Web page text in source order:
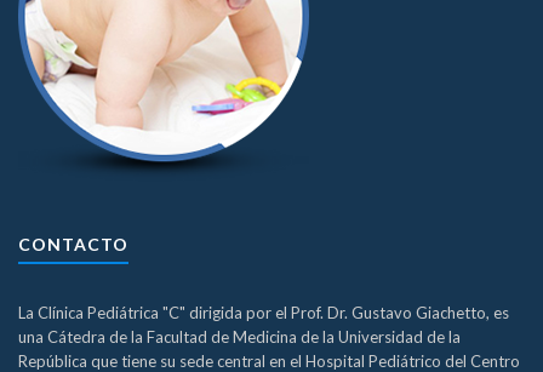
CONTACTO
La Clínica Pediátrica "C" dirigida por el Prof. Dr. Gustavo Giachetto, es
una Cátedra de la Facultad de Medicina de la Universidad de la
República que tiene su sede central en el Hospital Pediátrico del Centro